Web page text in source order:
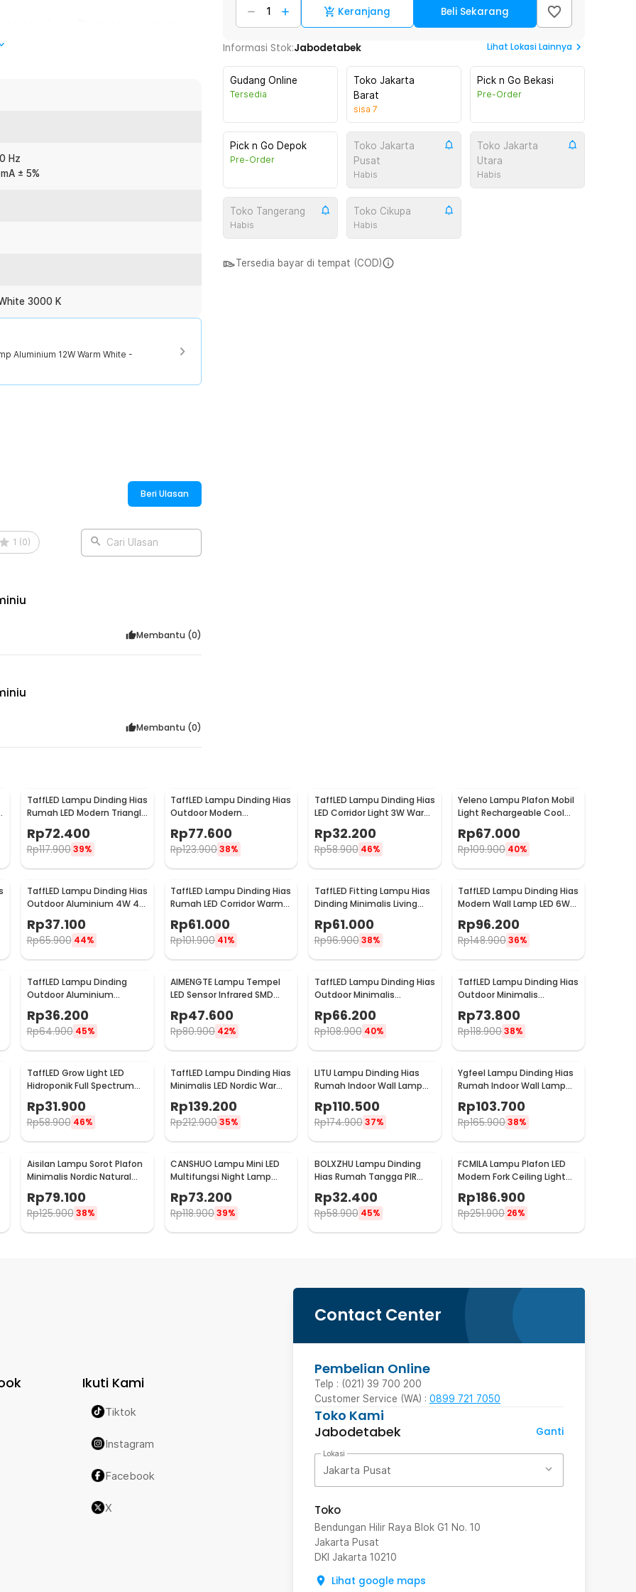
dekorasi interior tanpa terlihat
yang nyaman di mata. Ideal untuk
secara merata ke seluruh
Hz
± 5%
3000 K
Aluminium 12W Warm White -
Beri Ulasan
1 (0) Cari Ulasan
Membantu (0)
Membantu (0)
Keranjang Beli Sekarang
Informasi Stok:Jabodetabek Lihat Lokasi Lainnya
Gudang Online
Tersedia
Toko Jakarta
Barat
sisa 7
Pick n Go Bekasi
Pre-Order
Pick n Go Depok
Pre-Order
Toko Jakarta
Pusat
Habis
Toko Jakarta
Utara
Habis
Toko Tangerang
Habis
Toko Cikupa
Habis
Tersedia bayar di tempat (COD)
TaffLED Lampu Dinding Hias
Rumah LED Modern Triangle
SJX
Rp72.400
Rp117.900 39%
TaffLED Lampu Dinding Hias
Outdoor Modern
Aluminium 6W Warm White
- MSL021
Rp77.600
Rp123.90038%
TaffLED Lampu Dinding Hias
LED Corridor Light 3W Warm
White 3000K - F0011
Rp32.200
Rp58.900 46%
Yeleno Lampu Plafon Mobil
Light Rechargeable Cool
White 2.2W - Y-975
Rp67.000
Rp109.900 40%
TaffLED Lampu Dinding Hias
Outdoor Aluminium 4W 4
LED Warm White - B053
Rp37.100
Rp65.900 44%
TaffLED Lampu Dinding Hias
Rumah LED Corridor Warm
White 3000K 6W 29cm -
F0011
Rp61.000
Rp101.900 41%
TaffLED Fitting Lampu Hias
Dinding Minimalis Living
Room Light E27 - F215
Rp61.000
Rp96.900 38%
TaffLED Lampu Dinding Hias
Modern Wall Lamp LED 6W
Warm White 85-265V -
WLA8286
Rp96.200
Rp148.90036%
TaffLED Lampu Dinding
Outdoor Aluminium
Waterproof LED 3W Warm
White - WD079
Rp36.200
Rp64.900 45%
AIMENGTE Lampu Tempel
LED Sensor Infrared SMD
2835 5V 50cm - D2835
Rp47.600
Rp80.900 42%
TaffLED Lampu Dinding Hias
Outdoor Minimalis
Waterproof Warm White
6W - NR-10
Rp66.200
Rp108.900 40%
TaffLED Lampu Dinding Hias
Outdoor Minimalis
Waterproof Warm White
12W - NR-10
Rp73.800
Rp118.90038%
TaffLED Grow Light LED
Hidroponik Full Spectrum
2835 SMD 220V 50W - RO22
Rp31.900
Rp58.900 46%
TaffLED Lampu Dinding Hias
Minimalis LED Nordic Warm
White E27 12W - G9
Rp139.200
Rp212.90035%
LITU Lampu Dinding Hias
Rumah Indoor Wall Lamp
W22
Rp110.500
Rp174.900 37%
Ygfeel Lampu Dinding Hias
Rumah Indoor Wall Lamp
3in1 Color - JS-QD407
Rp103.700
Rp165.90038%
Aisilan Lampu Sorot Plafon
Minimalis Nordic Natural
Rp79.100
Rp125.900 38%
CANSHUO Lampu Mini LED
Multifungsi Night Lamp
Cool White 4.5V 3W 6 PCS -
TD001
Rp73.200
Rp118.90039%
BOLXZHU Lampu Dinding
Hias Rumah Tangga PIR
Sensor LED Warm White 3W
- HCGY003
Rp32.400
Rp58.900 45%
FCMILA Lampu Plafon LED
Modern Fork Ceiling Light
24W Cool White - M234
Rp186.900
Rp251.900 26%
Contact Center
Pembelian Online
Telp : (021) 39 700 200
Customer Service (WA) : 0899 721 7050
Toko Kami
Jabodetabek
Ganti
Lokasi
Jakarta Pusat
Toko
Bendungan Hilir Raya Blok G1 No. 10
Jakarta Pusat
DKI Jakarta 10210
Lihat google maps
Ikuti Kami
Tiktok
Instagram
Facebook
X